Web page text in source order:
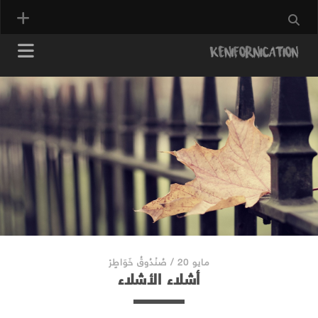
مايو 20 / صُنْدُوقُ خَوَاطٍرْ
أشلاء الأشلاء